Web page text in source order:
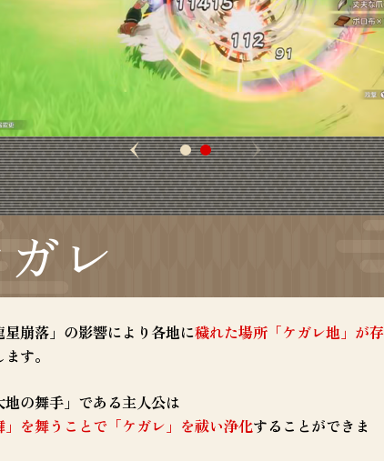
レ
星崩落」の影響により各地に穢れた場所「ケガレ地」が存
す。
地の舞手」である主人公は
」を舞うことで「ケガレ」を祓い浄化することができま